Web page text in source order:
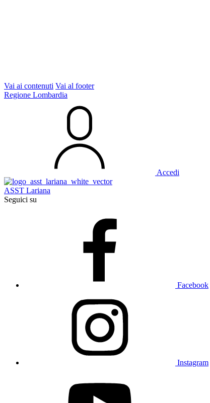
Vai ai contenuti Vai al footer
Regione Lombardia
Accedi
ASST Lariana
Seguici su
Facebook
Instagram